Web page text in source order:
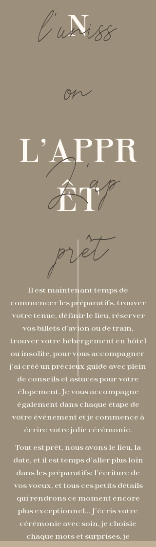
N
l'uniss
on
L'APPR
ÊT
L'ap
prêt
Il est maintenant temps de
commencer les préparatifs, trouver
votre tenue, définir le lieu, réserver
vos billets d'avion ou de train,
trouver votre hébergement en hôtel
ou insolite, pour vous accompagner
j'ai créé un précieux guide avec plein
de conseils et astuces pour votre
élopement. Je vous accompagne
également dans chaque étape de
votre évènement et je commence à
écrire votre jolie cérémonie.
Tout est prêt, nous avons le lieu, la
date, et il est temps d'aller plus loin
dans les préparatifs: l'écriture de
vos voeux, et tous ces petits détails
qui rendrons ce moment encore
plus exceptionnel... J'écris votre
cérémonie avec soin, je choisie
chaque mots et surprises, je